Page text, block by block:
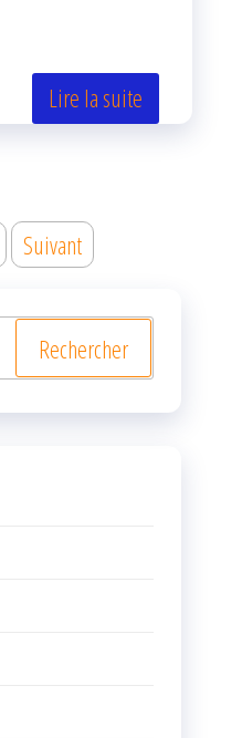
Lire la suite
Suivant